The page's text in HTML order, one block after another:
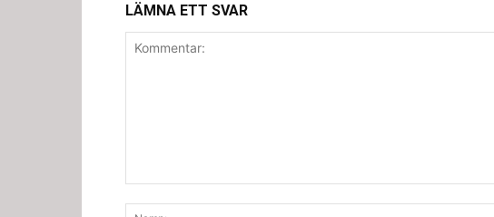
LÄMNA ETT SVAR